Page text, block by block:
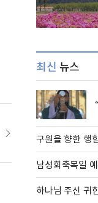
최신 뉴스
구원을 향한 행
남성회축복일
하나님 주신 귀